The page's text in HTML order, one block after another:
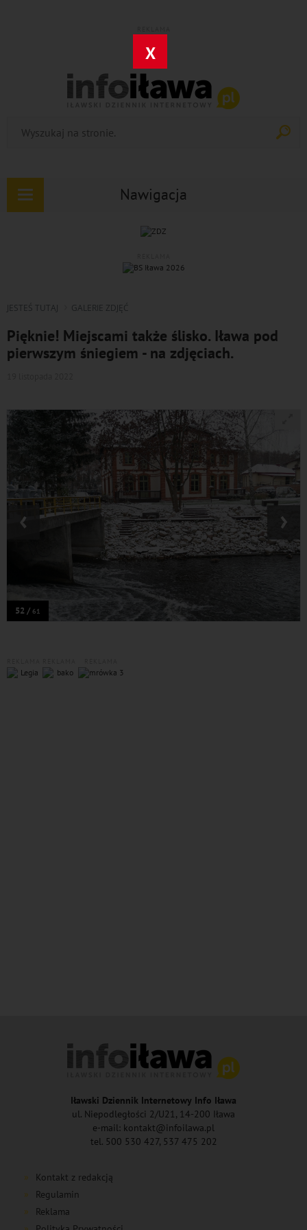
X
Nawigacja
Rozwiń
JESTEŚ TUTAJ GALERIE ZDJĘĆ
Pięknie! Miejscami także ślisko. Iława pod
pierwszym śniegiem - na zdjęciach.
52 / 61
‹ ›
Iławski Dziennik Internetowy Info Iława
ul. Niepodległości 2/U21, 14-200 Iława
e-mail: kontakt@infoilawa.pl
tel. 500 530 427, 537 475 202
Kontakt z redakcją
Regulamin
Reklama